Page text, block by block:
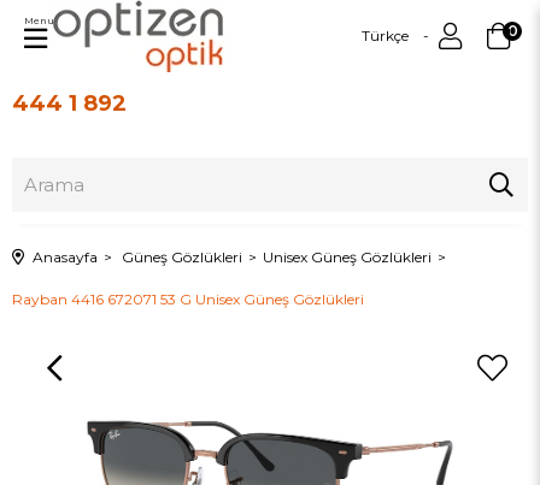
444 1 892
Türkçe 0
Menu
Anasayfa Güneş Gözlükleri Unisex Güneş Gözlükleri
Rayban 4416 672071 53 G Unisex Güneş Gözlükleri